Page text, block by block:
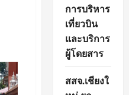
การบริหาร
เที่ยวบิน
และบริการ
ผู้โดยสาร
สสจ.เชียงใ